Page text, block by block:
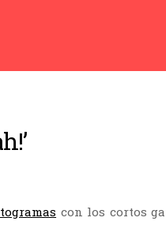
con los cortos